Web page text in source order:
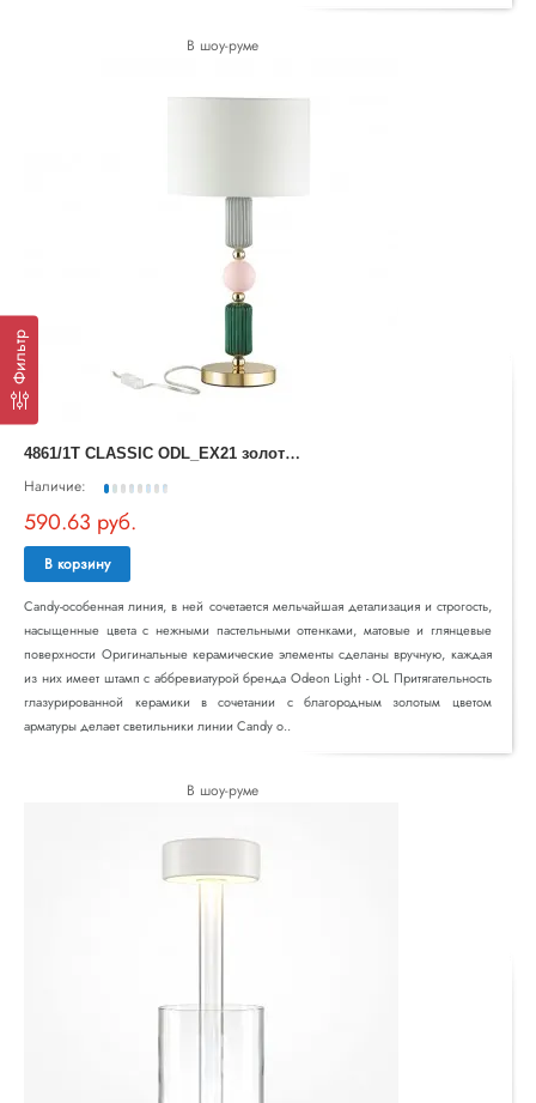
Фильтр
В шоу-руме
4
861/1T CLASSIC ODL_EX21 золото/раноцветн./керамика/абажур Настольная лампа E27 1*60W CANDY
Наличие:
590.63 руб.
В корзину
Candy-особенная линия, в ней сочетается мельчайшая детализация и строгость,
насыщенные цвета с нежными пастельными оттенками, матовые и глянцевые
поверхности Оригинальные керамические элементы сделаны вручную, каждая
из них имеет штамп с аббревиатурой бренда Odeon Light - OL Притягательность
глазурированной керамики в сочетании с благородным золотым цветом
арматуры делает светильники линии Candy о..
В шоу-руме